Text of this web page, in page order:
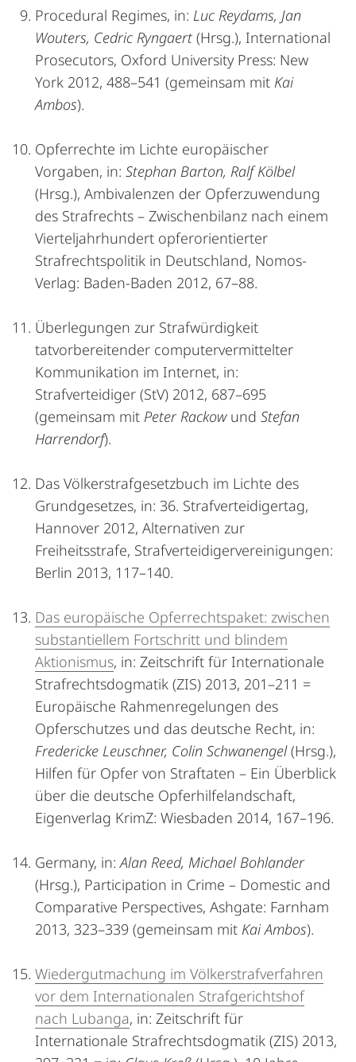
Procedural Regimes, in: Luc Reydams, Jan
Wouters, Cedric Ryngaert (Hrsg.), International
Prosecutors, Oxford University Press: New
York 2012, 488–541 (gemeinsam mit Kai
Ambos).
Opferrechte im Lichte europäischer
Vorgaben, in: Stephan Barton, Ralf Kölbel
(Hrsg.), Ambivalenzen der Opferzuwendung
des Strafrechts – Zwischenbilanz nach einem
Vierteljahrhundert opferorientierter
Strafrechtspolitik in Deutschland, Nomos-
Verlag: Baden-Baden 2012, 67–88.
Überlegungen zur Strafwürdigkeit
tatvorbereitender computervermittelter
Kommunikation im Internet, in:
Strafverteidiger (StV) 2012, 687–695
(gemeinsam mit Peter Rackowund Stefan
Harrendorf).
Das Völkerstrafgesetzbuch im Lichte des
Grundgesetzes, in: 36. Strafverteidigertag,
Hannover 2012, Alternativen zur
Freiheitsstrafe, Strafverteidigervereinigungen:
Berlin 2013, 117–140.
Das europäische Opferrechtspaket: zwischen
substantiellem Fortschritt und blindem
Aktionismus, in: Zeitschrift für Internationale
Strafrechtsdogmatik (ZIS) 2013, 201–211 =
Europäische Rahmenregelungen des
Opferschutzes und das deutsche Recht, in:
Fredericke Leuschner, Colin Schwanengel(Hrsg.),
Hilfen für Opfer von Straftaten – Ein Überblick
über die deutsche Opferhilfelandschaft,
Eigenverlag KrimZ: Wiesbaden 2014, 167–196.
Germany, in:Alan Reed, Michael Bohlander
(Hrsg.), Participation in Crime – Domestic and
Comparative Perspectives, Ashgate: Farnham
2013, 323–339 (gemeinsam mit Kai Ambos).
Wiedergutmachung im Völkerstrafverfahren
vor dem Internationalen Strafgerichtshof
nach Lubanga, in: Zeitschrift für
Internationale Strafrechtsdogmatik (ZIS) 2013,